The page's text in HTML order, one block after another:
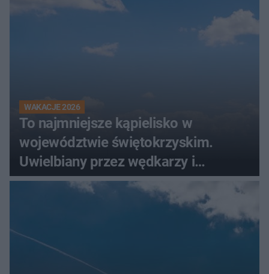
WAKACJE 2026
To najmniejsze kąpielisko w
województwie świętokrzyskim.
Uwielbiany przez wędkarzy i
turystów